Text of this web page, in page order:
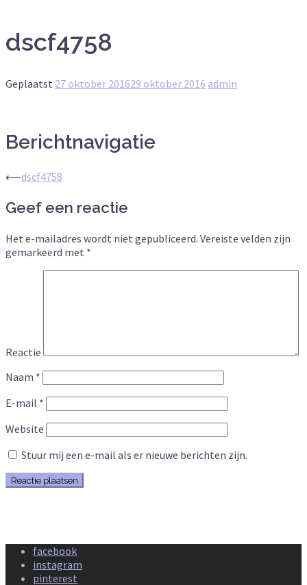
dscf4758
Geplaatst 27 oktober 201629 oktober 2016 admin
Berichtnavigatie
⟵dscf4758
Geef een reactie
Het e-mailadres wordt niet gepubliceerd. Vereiste velden zijn
gemarkeerd met *
Reactie
Naam *
E-mail *
Website
Stuur mij een e-mail als er nieuwe berichten zijn.
facebook
instagram
pinterest